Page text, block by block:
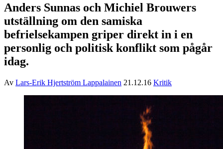
Anders Sunnas och Michiel Brouwers
utställning om den samiska
befrielsekampen griper direkt in i en
personlig och politisk konflikt som pågår
idag.
Av Lars-Erik Hjertström Lappalainen 21.12.16 Kritik